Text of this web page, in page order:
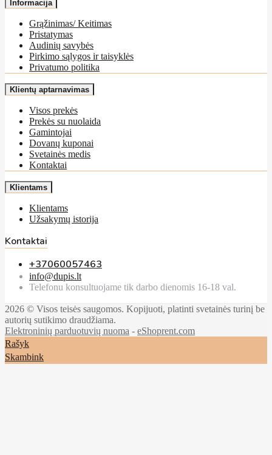
Informacija
Grąžinimas/ Keitimas
Pristatymas
Audinių savybės
Pirkimo sąlygos ir taisyklės
Privatumo politika
Klientų aptarnavimas
Visos prekės
Prekės su nuolaida
Gamintojai
Dovanų kuponai
Svetainės medis
Kontaktai
Klientams
Klientams
Užsakymų istorija
Kontaktai
+37060057463
info@dupis.lt
Telefonu konsultuojame tik darbo dienomis 16-18 val.
2026 © Visos teisės saugomos. Kopijuoti, platinti svetainės turinį be
autorių sutikimo draudžiama.
Elektroninių parduotuvių nuoma - eShoprent.com
Rašyk
Skambink